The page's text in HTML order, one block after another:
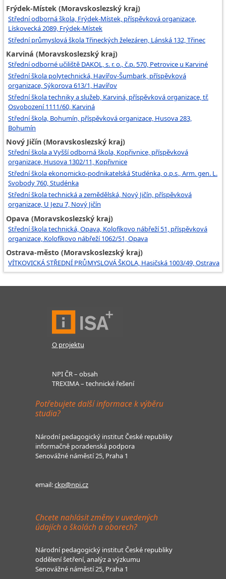
Frýdek-Místek (Moravskoslezský kraj)
Střední odborná škola, Frýdek-Místek, příspěvková organizace,
Lískovecká 2089, Frýdek-Místek
Střední průmyslová škola Třineckých železáren, Lánská 132, Třinec
Karviná (Moravskoslezský kraj)
Střední odborné učiliště DAKOL, s. r. o., č.p. 570, Petrovice u Karviné
Střední škola polytechnická, Havířov-Šumbark, příspěvková
organizace, Sýkorova 613/1, Havířov
Střední škola techniky a služeb, Karviná, příspěvková organizace, tř.
Osvobození 1111/60, Karviná
Střední škola, Bohumín, příspěvková organizace, Husova 283,
Bohumín
Nový Jičín (Moravskoslezský kraj)
Střední škola a Vyšší odborná škola, Kopřivnice, příspěvková
organizace, Husova 1302/11, Kopřivnice
Střední škola ekonomicko-podnikatelská Studénka, o.p.s., Arm. gen. L.
Svobody 760, Studénka
Střední škola technická a zemědělská, Nový Jičín, příspěvková
organizace, U Jezu 7, Nový Jičín
Opava (Moravskoslezský kraj)
Střední škola technická, Opava, Kolofíkovo nábřeží 51, příspěvková
organizace, Kolofíkovo nábřeží 1062/51, Opava
Ostrava-město (Moravskoslezský kraj)
VÍTKOVICKÁ STŘEDNÍ PRŮMYSLOVÁ ŠKOLA, Hasičská 1003/49, Ostrava
O projektu
NPI ČR – obsah
TREXIMA – technické řešení
Potřebujete další informace k výběru
studia?
Národní pedagogický institut České republiky
informačně poradenská podpora
Senovážné náměstí 25, Praha 1
email:ckp@npi.cz
Chcete nahlásit změny v uvedených
údajích o školách a oborech?
Národní pedagogický institut České republiky
oddělení šetření, analýz a výzkumu
Senovážné náměstí 25, Praha 1